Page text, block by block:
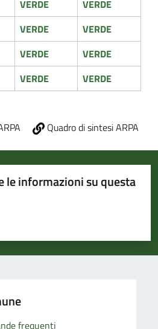
VERDE
VERDE
VERDE
VERDE
VERDE
VERDE
VERDE VERDE
Quadro di sintesi ARPA
le informazioni su questa
su 5
su 5
5
frequenti